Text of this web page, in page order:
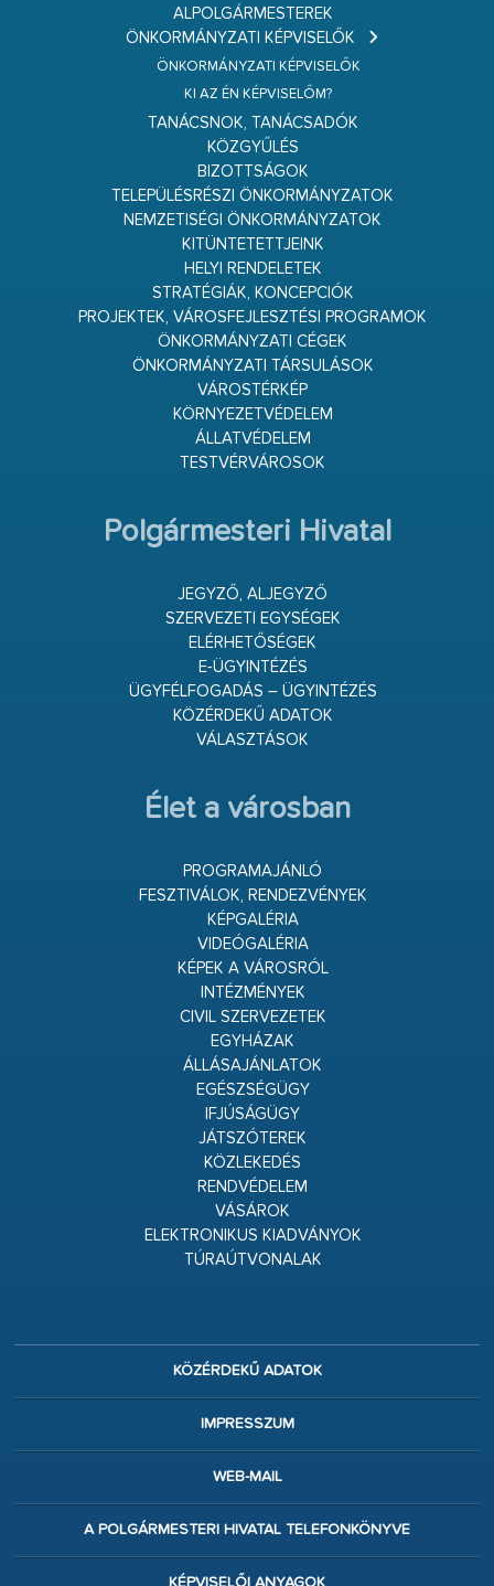
ALPOLGÁRMESTEREK
ÖNKORMÁNYZATI KÉPVISELŐK
ÖNKORMÁNYZATI KÉPVISELŐK
KI AZ ÉN KÉPVISELŐM?
TANÁCSNOK, TANÁCSADÓK
KÖZGYŰLÉS
BIZOTTSÁGOK
TELEPÜLÉSRÉSZI ÖNKORMÁNYZATOK
NEMZETISÉGI ÖNKORMÁNYZATOK
KITÜNTETETTJEINK
HELYI RENDELETEK
STRATÉGIÁK, KONCEPCIÓK
PROJEKTEK, VÁROSFEJLESZTÉSI PROGRAMOK
ÖNKORMÁNYZATI CÉGEK
ÖNKORMÁNYZATI TÁRSULÁSOK
VÁROSTÉRKÉP
KÖRNYEZETVÉDELEM
ÁLLATVÉDELEM
TESTVÉRVÁROSOK
Polgármesteri Hivatal
JEGYZŐ, ALJEGYZŐ
SZERVEZETI EGYSÉGEK
ELÉRHETŐSÉGEK
E-ÜGYINTÉZÉS
ÜGYFÉLFOGADÁS – ÜGYINTÉZÉS
KÖZÉRDEKŰ ADATOK
VÁLASZTÁSOK
Élet a városban
PROGRAMAJÁNLÓ
FESZTIVÁLOK, RENDEZVÉNYEK
KÉPGALÉRIA
VIDEÓGALÉRIA
KÉPEK A VÁROSRÓL
INTÉZMÉNYEK
CIVIL SZERVEZETEK
EGYHÁZAK
ÁLLÁSAJÁNLATOK
EGÉSZSÉGÜGY
IFJÚSÁGÜGY
JÁTSZÓTEREK
KÖZLEKEDÉS
RENDVÉDELEM
VÁSÁROK
ELEKTRONIKUS KIADVÁNYOK
TÚRAÚTVONALAK
KÖZÉRDEKŰ ADATOK
IMPRESSZUM
WEB-MAIL
A POLGÁRMESTERI HIVATAL TELEFONKÖNYVE